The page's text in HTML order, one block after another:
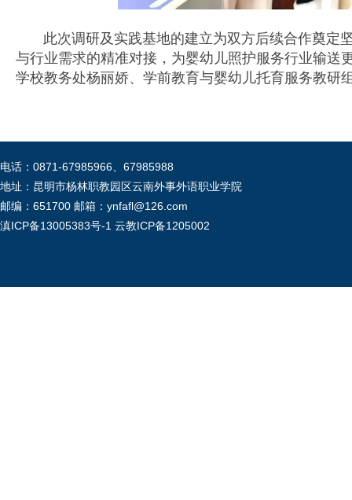
此次调研及实践基地的建立为双方后续合作奠定坚
与行业需求的精准对接，为婴幼儿照护服务行业输送
学校教务处杨丽娇、学前教育与婴幼儿托育服务教研
电话：0871-67985966、67985988
地址：昆明市杨林职教园区云南外事外语职业学院
邮编：651700 邮箱：ynfafl@126.com
滇ICP备13005383号-1 云教ICP备1205002